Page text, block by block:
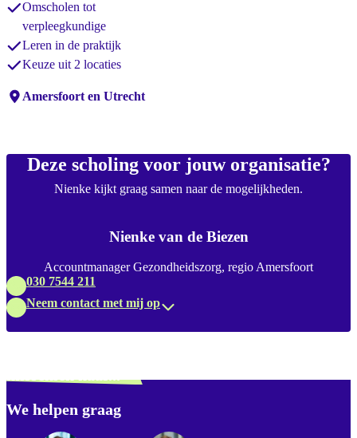
Omscholen tot
verpleegkundige
Leren in de praktijk
Keuze uit 2 locaties
Locaties:
Amersfoort en Utrecht
Deze scholing voor jouw organisatie?
Nienke kijkt graag samen naar de mogelijkheden.
Nienke van de Biezen
Accountmanager Gezondheidszorg, regio Amersfoort
030 7544 211
Neem contact met mij op
We helpen graag
Footer